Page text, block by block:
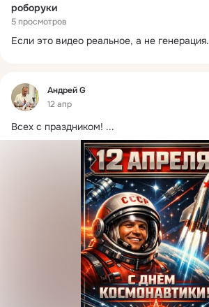
роборуки
5 просмотров
Если это видео реальное, а не генерация.
Фид
Андрей G
12 апр
Всех с праздником! ...